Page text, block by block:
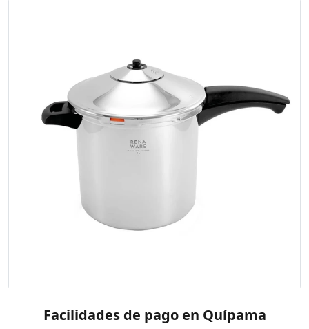
Facilidades de pago en Quípama